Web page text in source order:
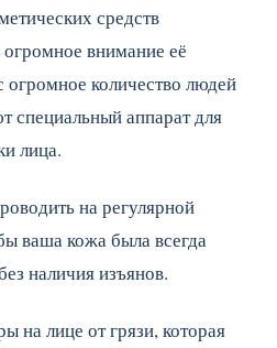
средств
внимание её
огромное количество людей
специальный аппарат для
лица.
на регулярной
ваша кожа была всегда
наличия изъянов.
на лице от грязи, которая